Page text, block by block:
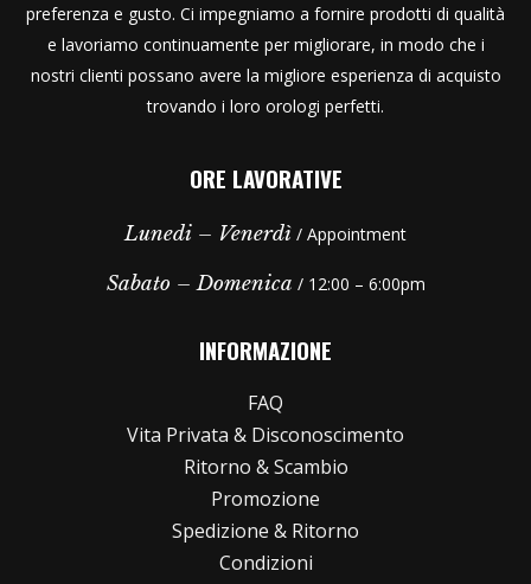
preferenza e gusto. Ci impegniamo a fornire prodotti di qualità
e lavoriamo continuamente per migliorare, in modo che i
nostri clienti possano avere la migliore esperienza di acquisto
trovando i loro orologi perfetti.
ORE LAVORATIVE
Lunedi – Venerdì / Appointment
Sabato – Domenica / 12:00 – 6:00pm
INFORMAZIONE
FAQ
Vita Privata & Disconoscimento
Ritorno & Scambio
Promozione
Spedizione & Ritorno
Condizioni